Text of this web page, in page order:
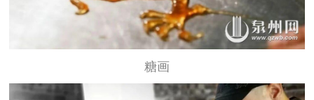
糖画